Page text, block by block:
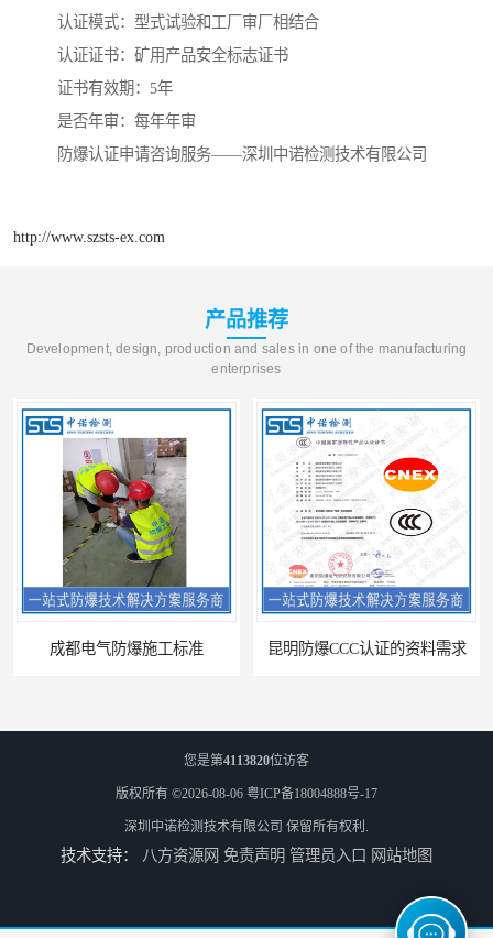
认证模式：型式试验和工厂审厂相结合
认证证书：矿用产品安全标志证书
证书有效期：5年
是否年审：每年年审
防爆认证申请咨询服务——深圳中诺检测技术有限公司
http://www.szsts-ex.com
产品推荐
Development, design, production and sales in one of the manufacturing
enterprises
成都电气防爆施工标准 昆明防爆CCC认证的资料需求
合肥IECEx标志认证发证机构 海口防爆电器设备维修资质办理周期
您是第4113820位访客
版权所有 ©2026-08-06 粤ICP备18004888号-17
深圳中诺检测技术有限公司 保留所有权利.
技术支持： 八方资源网 免责声明 管理员入口 网站地图